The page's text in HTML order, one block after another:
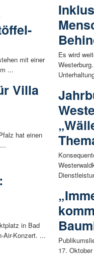
mit einer
...
Villa
hat einen
in Bad
Air-Konzert. ...
Es wird
17.